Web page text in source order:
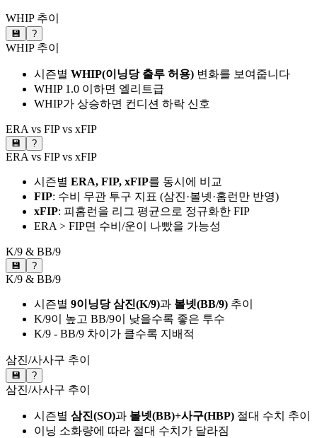
WHIP 추이
💾 ?
WHIP 추이
시즌별 WHIP(이닝당 출루 허용) 변화를 보여줍니다
WHIP 1.0 이하면 엘리트급
WHIP가 상승하면 컨디션 하락 신호
ERA vs FIP vs xFIP
💾 ?
ERA vs FIP vs xFIP
시즌별 ERA, FIP, xFIP를 동시에 비교
FIP: 수비 무관 투구 지표 (삼진·볼넷·홈런만 반영)
xFIP: 피홈런을 리그 평균으로 정규화한 FIP
ERA > FIP면 수비/운이 나빴을 가능성
K/9 & BB/9
💾 ?
K/9 & BB/9
시즌별 9이닝당 삼진(K/9)과 볼넷(BB/9) 추이
K/9이 높고 BB/9이 낮을수록 좋은 투수
K/9 - BB/9 차이가 클수록 지배적
삼진/사사구 추이
💾 ?
삼진/사사구 추이
시즌별 삼진(SO)과 볼넷(BB)+사구(HBP) 절대 수치 추이
이닝 소화량에 따라 절대 수치가 달라짐